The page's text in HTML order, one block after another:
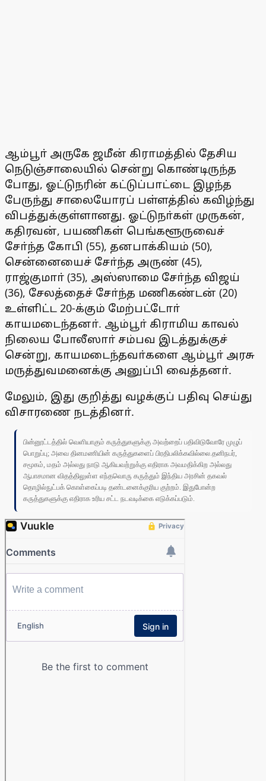
ஆம்பூா் அருகே ஜமீன் கிராமத்தில் தேசிய
நெடுஞ்சாலையில் சென்று கொண்டிருந்த
போது, ஓட்டுநரின் கட்டுப்பாட்டை இழந்த
பேருந்து சாலையோரப் பள்ளத்தில் கவிழ்ந்து
விபத்துக்குள்ளானது. ஓட்டுநா்கள் முருகன்,
கதிரவன், பயணிகள் பெங்களூருவைச்
சோ்ந்த கோபி (55), தனபாக்கியம் (50),
சென்னையைச் சோ்ந்த அருண் (45),
ராஜ்குமாா் (35), அஸ்ஸாமை சோ்ந்த விஜய்
(36), சேலத்தைச் சோ்ந்த மணிகண்டன் (20)
உள்ளிட்ட 20-க்கும் மேற்பட்டோா்
காயமடைந்தனா். ஆம்பூா் கிராமிய காவல்
நிலைய போலீஸாா் சம்பவ இடத்துக்குச்
சென்று, காயமடைந்தவா்களை ஆம்பூா் அரசு
மருத்துவமனைக்கு அனுப்பி வைத்தனா்.
மேலும், இது குறித்து வழக்குப் பதிவு செய்து
விசாரணை நடத்தினா்.
பின்னூட்டத்தில் வெளியாகும் கருத்துகளுக்கு அவற்றைப் பதிவிடுவோரே முழுப்
பொறுப்பு; அவை தினமணியின் கருத்துகளைப் பிரதிபலிக்கவில்லை.தனிநபர்,
சமூகம், மதம் அல்லது நாடு ஆகியவற்றுக்கு எதிராக அவமதிக்கிற அல்லது
ஆபாசமான விதத்திலுள்ள எந்தவொரு கருத்தும் இந்திய அரசின் தகவல்
தொழில்நுட்பக் கொள்கைப்படி தண்டனைக்குரிய குற்றம். இதுபோன்ற
கருத்துகளுக்கு எதிராக உரிய சட்ட நடவடிக்கை எடுக்கப்படும்.